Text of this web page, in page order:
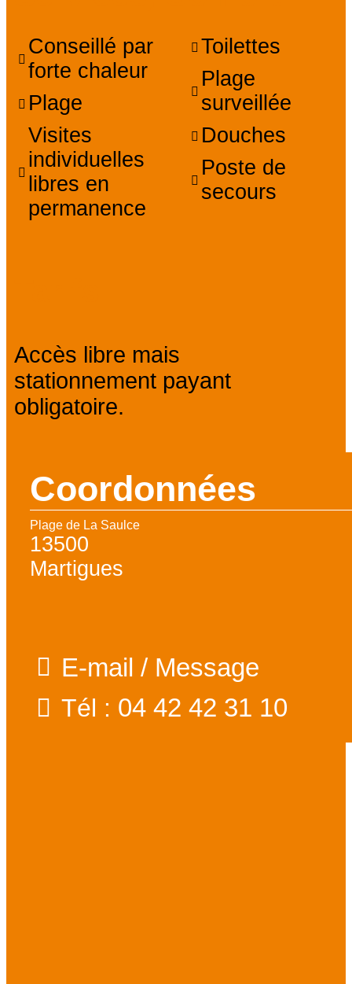
Conseillé par
forte chaleur
Plage
Visites
individuelles
libres en
permanence
Toilettes
Plage
surveillée
Douches
Poste de
secours
Accès libre mais
stationnement payant
obligatoire.
Coordonnées
Plage de La Saulce
13500
Martigues
E-mail / Message
Tél : 04 42 42 31 10